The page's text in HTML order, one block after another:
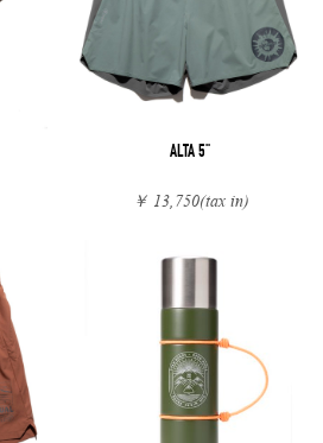
ALTA 5"
￥ 13,750(tax in)